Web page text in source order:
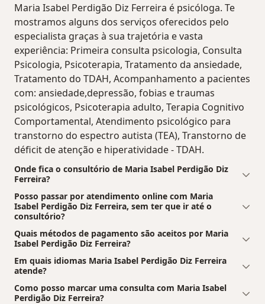
Maria Isabel Perdigão Diz Ferreira é psicóloga. Te
mostramos alguns dos serviços oferecidos pelo
especialista graças à sua trajetória e vasta
experiência: Primeira consulta psicologia, Consulta
Psicologia, Psicoterapia, Tratamento da ansiedade,
Tratamento do TDAH, Acompanhamento a pacientes
com: ansiedade,depressão, fobias e traumas
psicológicos, Psicoterapia adulto, Terapia Cognitivo
Comportamental, Atendimento psicológico para
transtorno do espectro autista (TEA), Transtorno de
déficit de atenção e hiperatividade - TDAH.
Onde fica o consultório de Maria Isabel Perdigão Diz
Ferreira?
Posso passar por atendimento online com Maria
Isabel Perdigão Diz Ferreira, sem ter que ir até o
consultório?
Quais métodos de pagamento são aceitos por Maria
Isabel Perdigão Diz Ferreira?
Em quais idiomas Maria Isabel Perdigão Diz Ferreira
atende?
Como posso marcar uma consulta com Maria Isabel
Perdigão Diz Ferreira?